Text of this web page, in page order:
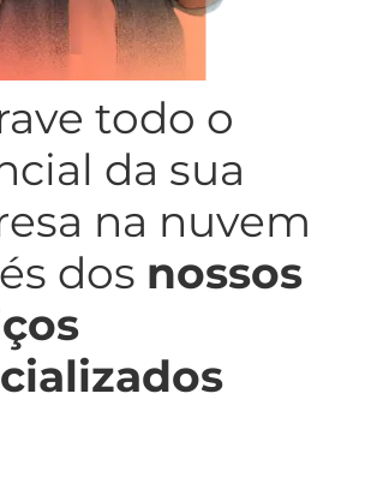
todo o
da sua
na nuvem
dos nossos